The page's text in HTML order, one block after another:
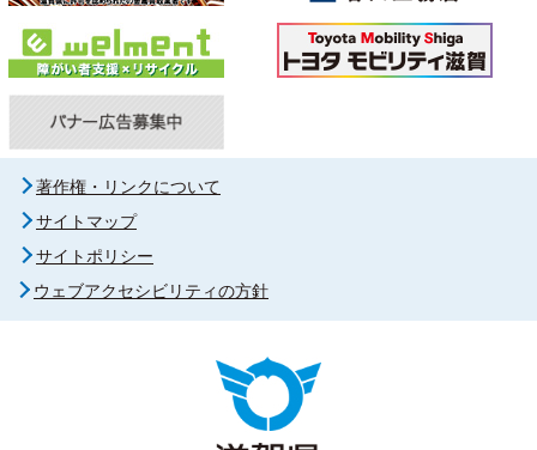
著作権・リンクについて
サイトマップ
サイトポリシー
ウェブアクセシビリティの方針